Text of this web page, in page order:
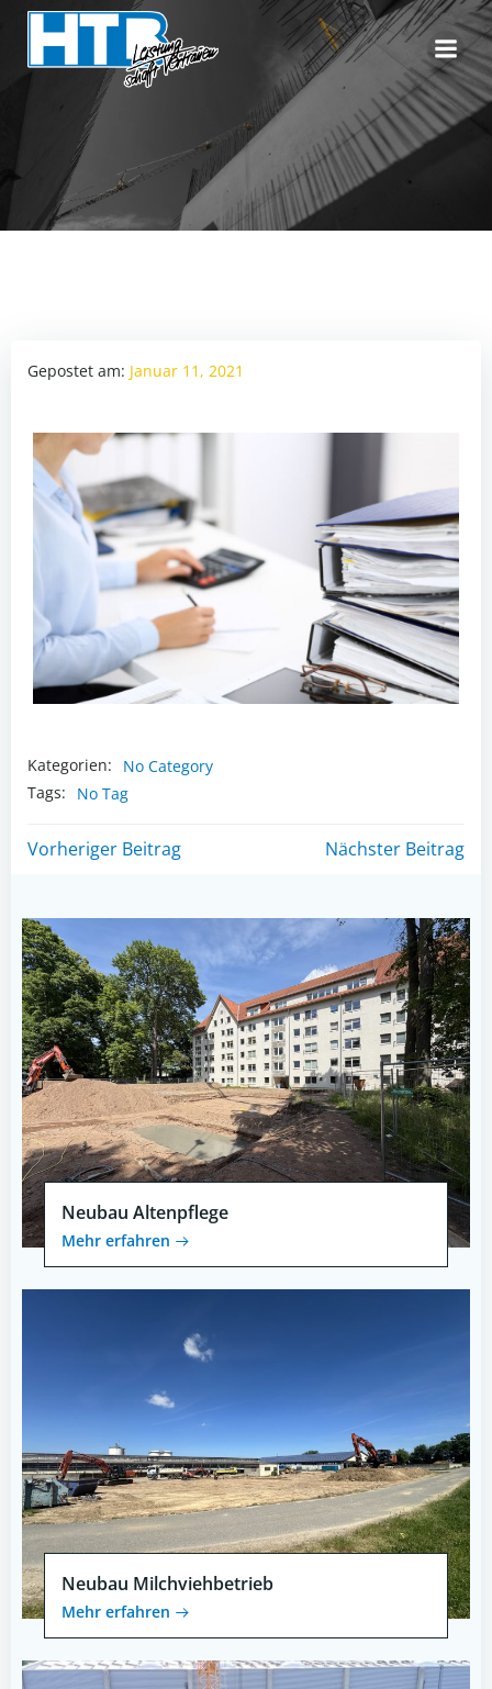
Zum
Inhalt
springen
Gepostet am: Januar 11, 2021
Kategorien:
No Category
Tags:
No Tag
Post
navigation
Vorheriger Beitrag
Post
navigation
Nächster Beitrag
Neubau Altenpflege
Mehr erfahren
Neubau Milchviehbetrieb
Mehr erfahren